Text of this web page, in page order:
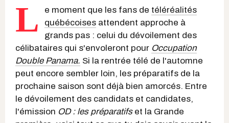
L e moment que les fans de téléréalités
québécoises attendent approche à
grands pas : celui du dévoilement des
célibataires qui s'envoleront pour Occupation
Double Panama. Si la rentrée télé de l'automne
peut encore sembler loin, les préparatifs de la
prochaine saison sont déjà bien amorcés. Entre
le dévoilement des candidats et candidates,
l'émission OD : les préparatifset la Grande